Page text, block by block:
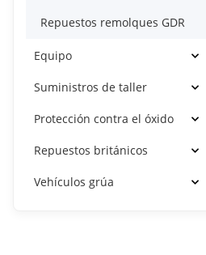
Repuestos remolques GDR
Equipo
Suministros de taller
Protección contra el óxido
Repuestos británicos
Vehículos grúa